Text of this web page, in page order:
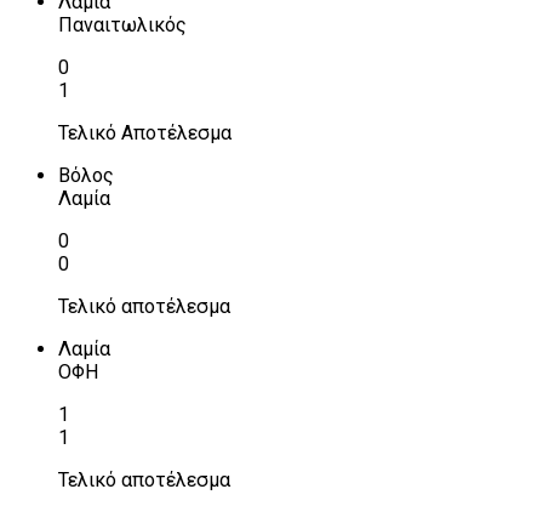
Παναιτωλικός
0
1
Τελικό Αποτέλεσμα
Βόλος
Λαμία
0
0
Τελικό αποτέλεσμα
Λαμία
ΟΦΗ
1
1
Τελικό αποτέλεσμα